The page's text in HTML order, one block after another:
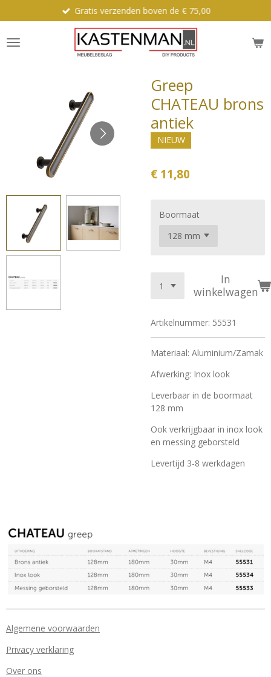
direct
naar
de
Gratis verzenden boven de € 75,00
Greep
CHATEAU brons
antiek
NIEUW
€ 11,80
Boormaat
In
winkelwagen
Artikelnummer: 55531
Materiaal: Aluminium/Zamak
Afwerking: Inox look
Leverbaar in de boormaat
128 mm
Ook verkrijgbaar in inox look
en messing geborsteld
Levertijd 3-8 werkdagen
Algemene voorwaarden
Privacy verklaring
Over ons